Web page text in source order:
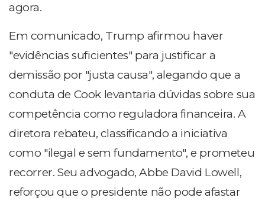
agora.
Em comunicado, Trump afirmou haver
"evidências suficientes" para justificar a
demissão por "justa causa", alegando que a
conduta de Cook levantaria dúvidas sobre sua
competência como reguladora financeira. A
diretora rebateu, classificando a iniciativa
como "ilegal e sem fundamento", e prometeu
recorrer. Seu advogado, Abbe David Lowell,
reforçou que o presidente não pode afastar